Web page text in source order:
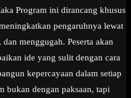
Program ini dirancang khusus
pengaruhnya lewat
menggugah. Peserta akan
ide yang sulit dengan cara
kepercayaan dalam setiap
bukan dengan paksaan, tapi